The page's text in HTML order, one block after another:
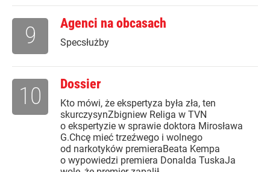
Agenci na obcasach
Specsłużby
9
Dossier
Kto mówi, że ekspertyza była zła, ten
skurczysynZbigniew Religa w TVN
o ekspertyzie w sprawie doktora Mirosława
G.Chcę mieć trzeźwego i wolnego
od narkotyków premieraBeata Kempa
o wypowiedzi premiera Donalda TuskaJa
10